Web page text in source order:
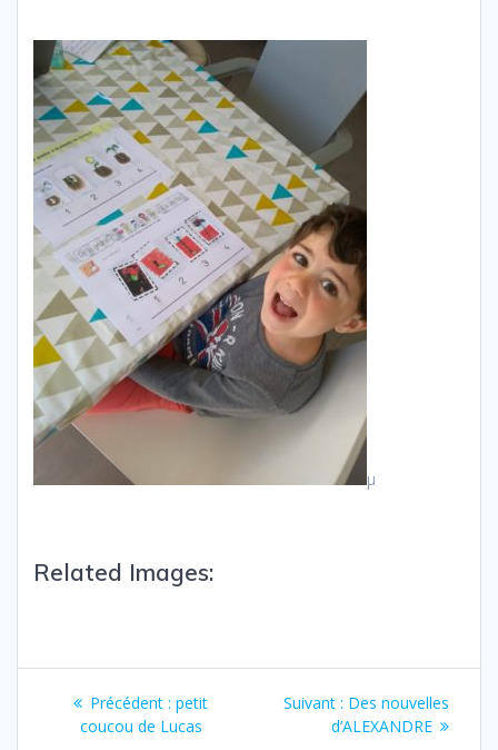
µ
Related Images:
Précédent : petit
coucou de Lucas
Suivant : Des nouvelles
d’ALEXANDRE